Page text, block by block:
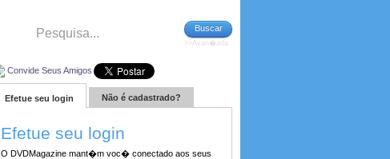
Buscar
>>Avan�ada
Convide Seus Amigos
Efetue seu login Não é cadastrado?
Efetue seu login
O DVDMagazine mant�m voc� conectado aos seus